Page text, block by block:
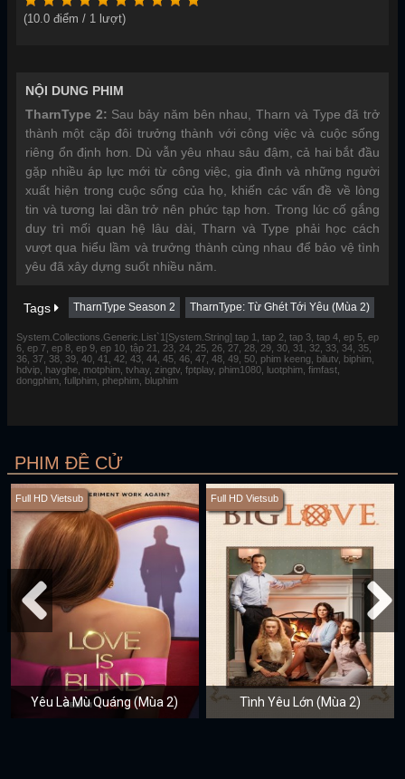
(10.0 điểm / 1 lượt)
NỘI DUNG PHIM
TharnType 2: Sau bảy năm bên nhau, Tharn và Type đã trở
thành một cặp đôi trưởng thành với công việc và cuộc sống
riêng ổn định hơn. Dù vẫn yêu nhau sâu đậm, cả hai bắt đầu
gặp nhiều áp lực mới từ công việc, gia đình và những người
xuất hiện trong cuộc sống của họ, khiến các vấn đề về lòng
tin và tương lai dần trở nên phức tạp hơn. Trong lúc cố gắng
duy trì mối quan hệ lâu dài, Tharn và Type phải học cách
vượt qua hiểu lầm và trưởng thành cùng nhau để bảo vệ tình
yêu đã xây dựng suốt nhiều năm.
Tags TharnType Season 2 TharnType: Từ Ghét Tới Yêu (Mùa 2)
System.Collections.Generic.List`1[System.String] tap 1, tap 2, tap 3, tap 4, ep 5, ep
6, ep 7, ep 8, ep 9, ep 10, tập 21, 23, 24, 25, 26, 27, 28, 29, 30, 31, 32, 33, 34, 35,
36, 37, 38, 39, 40, 41, 42, 43, 44, 45, 46, 47, 48, 49, 50, phim keeng, bilutv, biphim,
hdvip, hayghe, motphim, tvhay, zingtv, fptplay, phim1080, luotphim, fimfast,
dongphim, fullphim, phephim, bluphim
PHIM ĐỀ CỬ
Full HD Vietsub
Yêu Là Mù Quáng (Mùa 2)
Full HD Vietsub
Tình Yêu Lớn (Mùa 2)